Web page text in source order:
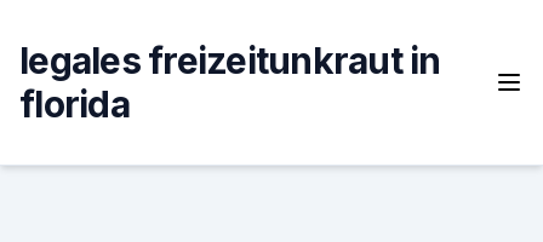
content
legales freizeitunkraut in
florida